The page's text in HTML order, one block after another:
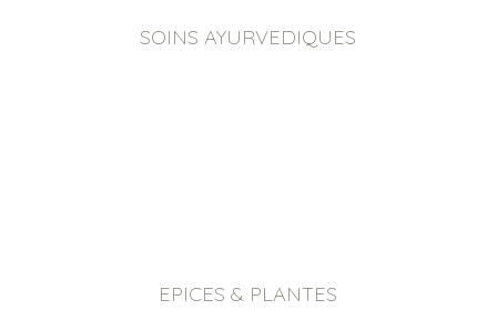
SOINS AYURVEDIQUES
EPICES & PLANTES